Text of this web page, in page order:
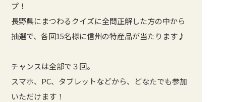
プ！
長野県にまつわるクイズに全問正解した方の中から
抽選で、各回15名様に信州の特産品が当たります♪
チャンスは全部で３回。
スマホ、PC、タブレットなどから、どなたでも参加
いただけます！